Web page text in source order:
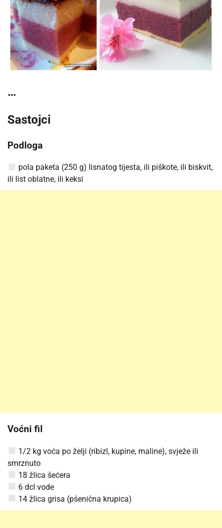
…
Sastojci
Podloga
pola paketa (250 g) lisnatog tijesta, ili piškote, ili biskvit,
ili list oblatne, ili keksi
Voćni fil
1/2 kg voća po želji (ribizl, kupine, maline), svježe ili
smrznuto
18 žlica šećera
6 dcl vode
14 žlica grisa (pšenična krupica)